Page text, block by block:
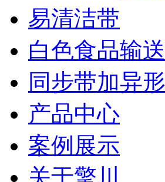
易清洁带
白色食品输
同步带加异
产品中心
案例展示